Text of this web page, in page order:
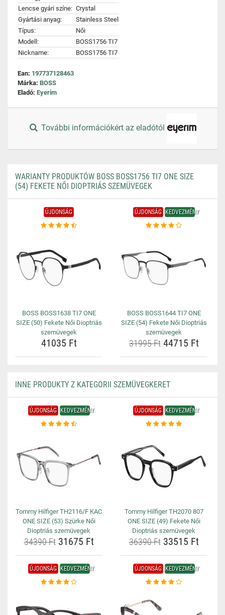
Lencse gyári színe: Crystal
Gyártási anyag:
Stainless Steel
Típus:
Női
Modell:
BOSS1756 TI7
Nickname:
BOSS1756 TI7
Ean: 197737128463
Márka: BOSS
Eladó: Eyerim
További információkért az eladótól
WARIANTY PRODUKTÓW BOSS BOSS1756 TI7 ONE SIZE
(54) FEKETE NŐI DIOPTRIÁS SZEMÜVEGEK
ÚJDONSÁG
BOSS BOSS1638 TI7 ONE
SIZE (50) Fekete Női Dioptriás
szemüvegek
41035 Ft
ÚJDONSÁG KEDVEZMÉNY
BOSS BOSS1644 TI7 ONE
SIZE (54) Fekete Női Dioptriás
szemüvegek
31995 Ft44715 Ft
INNE PRODUKTY Z KATEGORII SZEMÜVEGKERET
ÚJDONSÁG KEDVEZMÉNY
Tommy Hilfiger TH2116/F KAC
ONE SIZE (53) Szürke Női
Dioptriás szemüvegek
34390 Ft31675 Ft
ÚJDONSÁG KEDVEZMÉNY
Tommy Hilfiger TH2070 807
ONE SIZE (49) Fekete Női
Dioptriás szemüvegek
36390 Ft33515 Ft
ÚJDONSÁG KEDVEZMÉNY ÚJDONSÁG KEDVEZMÉNY